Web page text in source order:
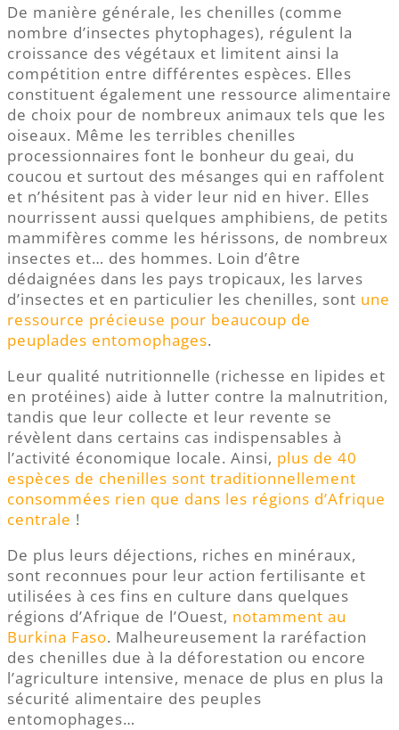
De manière générale, les chenilles (comme
nombre d’insectes phytophages), régulent la
croissance des végétaux et limitent ainsi la
compétition entre différentes espèces. Elles
constituent également une ressource alimentaire
de choix pour de nombreux animaux tels que les
oiseaux. Même les terribles chenilles
processionnaires font le bonheur du geai, du
coucou et surtout des mésanges qui en raffolent
et n’hésitent pas à vider leur nid en hiver. Elles
nourrissent aussi quelques amphibiens, de petits
mammifères comme les hérissons, de nombreux
insectes et… des hommes. Loin d’être
dédaignées dans les pays tropicaux, les larves
d’insectes et en particulier les chenilles, sont une
ressource précieuse pour beaucoup de
peuplades entomophages.
Leur qualité nutritionnelle (richesse en lipides et
en protéines) aide à lutter contre la malnutrition,
tandis que leur collecte et leur revente se
révèlent dans certains cas indispensables à
l’activité économique locale. Ainsi, plus de 40
espèces de chenilles sont traditionnellement
consommées rien que dans les régions d’Afrique
centrale !
De plus leurs déjections, riches en minéraux,
sont reconnues pour leur action fertilisante et
utilisées à ces fins en culture dans quelques
régions d’Afrique de l’Ouest, notamment au
Burkina Faso. Malheureusement la raréfaction
des chenilles due à la déforestation ou encore
l’agriculture intensive, menace de plus en plus la
sécurité alimentaire des peuples
entomophages…